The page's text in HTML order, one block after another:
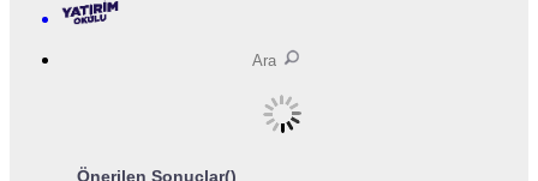
Önerilen Sonuçlar()